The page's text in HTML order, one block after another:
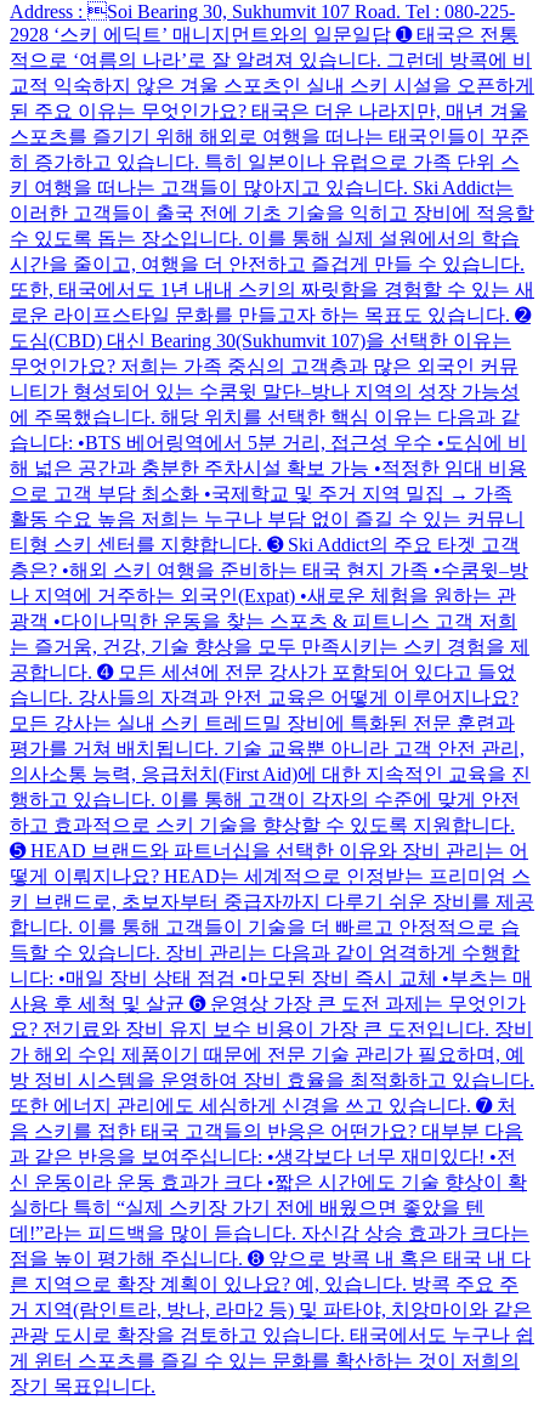
Address : Soi Bearing 30, Sukhumvit 107 Road. Tel : 080-225-
2928 ‘스키 에딕트’ 매니지먼트와의 일문일답 ➊ 태국은 전통
적으로 ‘여름의 나라’로 잘 알려져 있습니다. 그런데 방콕에 비
교적 익숙하지 않은 겨울 스포츠인 실내 스키 시설을 오픈하게
된 주요 이유는 무엇인가요? 태국은 더운 나라지만, 매년 겨울
스포츠를 즐기기 위해 해외로 여행을 떠나는 태국인들이 꾸준
히 증가하고 있습니다. 특히 일본이나 유럽으로 가족 단위 스
키 여행을 떠나는 고객들이 많아지고 있습니다. Ski Addict는
이러한 고객들이 출국 전에 기초 기술을 익히고 장비에 적응할
수 있도록 돕는 장소입니다. 이를 통해 실제 설원에서의 학습
시간을 줄이고, 여행을 더 안전하고 즐겁게 만들 수 있습니다.
또한, 태국에서도 1년 내내 스키의 짜릿함을 경험할 수 있는 새
로운 라이프스타일 문화를 만들고자 하는 목표도 있습니다. ➋
도심(CBD) 대신 Bearing 30(Sukhumvit 107)을 선택한 이유는
무엇인가요? 저희는 가족 중심의 고객층과 많은 외국인 커뮤
니티가 형성되어 있는 수쿰윗 말단–방나 지역의 성장 가능성
에 주목했습니다. 해당 위치를 선택한 핵심 이유는 다음과 같
습니다: •BTS 베어링역에서 5분 거리, 접근성 우수 •도심에 비
해 넓은 공간과 충분한 주차시설 확보 가능 •적정한 임대 비용
으로 고객 부담 최소화 •국제학교 및 주거 지역 밀집 → 가족
활동 수요 높음 저희는 누구나 부담 없이 즐길 수 있는 커뮤니
티형 스키 센터를 지향합니다. ➌ Ski Addict의 주요 타겟 고객
층은? •해외 스키 여행을 준비하는 태국 현지 가족 •수쿰윗–방
나 지역에 거주하는 외국인(Expat) •새로운 체험을 원하는 관
광객 •다이나믹한 운동을 찾는 스포츠 & 피트니스 고객 저희
는 즐거움, 건강, 기술 향상을 모두 만족시키는 스키 경험을 제
공합니다. ➍ 모든 세션에 전문 강사가 포함되어 있다고 들었
습니다. 강사들의 자격과 안전 교육은 어떻게 이루어지나요?
모든 강사는 실내 스키 트레드밀 장비에 특화된 전문 훈련과
평가를 거쳐 배치됩니다. 기술 교육뿐 아니라 고객 안전 관리,
의사소통 능력, 응급처치(First Aid)에 대한 지속적인 교육을 진
행하고 있습니다. 이를 통해 고객이 각자의 수준에 맞게 안전
하고 효과적으로 스키 기술을 향상할 수 있도록 지원합니다.
➎ HEAD 브랜드와 파트너십을 선택한 이유와 장비 관리는 어
떻게 이뤄지나요? HEAD는 세계적으로 인정받는 프리미엄 스
키 브랜드로, 초보자부터 중급자까지 다루기 쉬운 장비를 제공
합니다. 이를 통해 고객들이 기술을 더 빠르고 안정적으로 습
득할 수 있습니다. 장비 관리는 다음과 같이 엄격하게 수행합
니다: •매일 장비 상태 점검 •마모된 장비 즉시 교체 •부츠는 매
사용 후 세척 및 살균 ➏ 운영상 가장 큰 도전 과제는 무엇인가
요? 전기료와 장비 유지 보수 비용이 가장 큰 도전입니다. 장비
가 해외 수입 제품이기 때문에 전문 기술 관리가 필요하며, 예
방 정비 시스템을 운영하여 장비 효율을 최적화하고 있습니다.
또한 에너지 관리에도 세심하게 신경을 쓰고 있습니다. ➐ 처
음 스키를 접한 태국 고객들의 반응은 어떤가요? 대부분 다음
과 같은 반응을 보여주십니다: •생각보다 너무 재미있다! •전
신 운동이라 운동 효과가 크다 •짧은 시간에도 기술 향상이 확
실하다 특히 “실제 스키장 가기 전에 배웠으면 좋았을 텐
데!”라는 피드백을 많이 듣습니다. 자신감 상승 효과가 크다는
점을 높이 평가해 주십니다. ➑ 앞으로 방콕 내 혹은 태국 내 다
른 지역으로 확장 계획이 있나요? 예, 있습니다. 방콕 주요 주
거 지역(람인트라, 방나, 라마2 등) 및 파타야, 치앙마이와 같은
관광 도시로 확장을 검토하고 있습니다. 태국에서도 누구나 쉽
게 윈터 스포츠를 즐길 수 있는 문화를 확산하는 것이 저희의
장기 목표입니다.